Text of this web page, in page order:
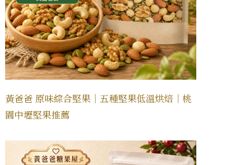
黃爸爸 原味綜合堅果｜五種堅果低溫烘焙｜桃
園中壢堅果推薦